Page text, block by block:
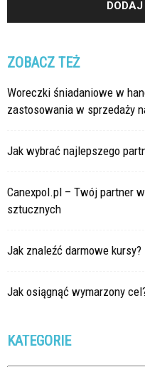
ZOBACZ TEŻ
Woreczki śniadaniowe w
zastosowania w sprzedaży
Jak wybrać najlepszego
Canexpol.pl – Twój partner
sztucznych
Jak znaleźć darmowe kursy?
Jak osiągnąć wymarzony
KATEGORIE
Kategorie